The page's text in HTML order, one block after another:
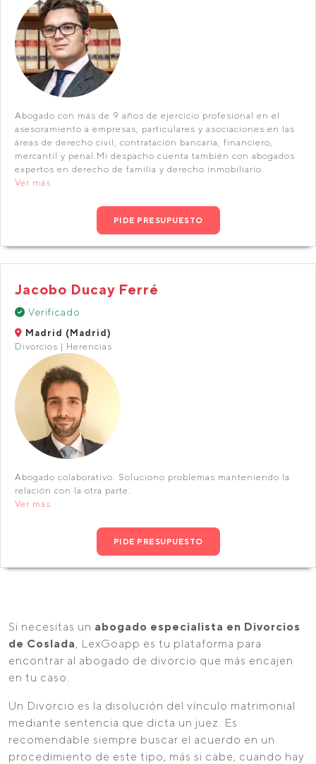
Abogado con más de 9 años de ejercicio profesional en el
asesoramiento a empresas, particulares y asociaciones en las
áreas de derecho civil, contratación bancaria, financiero,
mercantil y penal.Mi despacho cuenta también con abogados
expertos en derecho de familia y derecho inmobiliario.
Ver más
PIDE PRESUPUESTO
Jacobo Ducay Ferré
Verificado
Madrid (Madrid)
Divorcios | Herencias
Abogado colaborativo. Soluciono problemas manteniendo la
relación con la otra parte.
Ver más
PIDE PRESUPUESTO
Si necesitas un abogado especialista en Divorcios
de Coslada, LexGoapp es tu plataforma para
encontrar al abogado de divorcio que más encajen
en tu caso.
Un Divorcio es la disolución del vínculo matrimonial
mediante sentencia que dicta un juez. Es
recomendable siempre buscar el acuerdo en un
procedimiento de este tipo, más si cabe, cuando hay